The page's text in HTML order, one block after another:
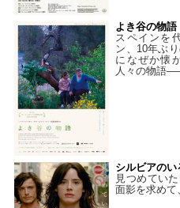
よき谷の物
スペインを
ン、10年ぶ
になぜか懐
人々の物語
シルビアの
見つめてい
面影を求めて